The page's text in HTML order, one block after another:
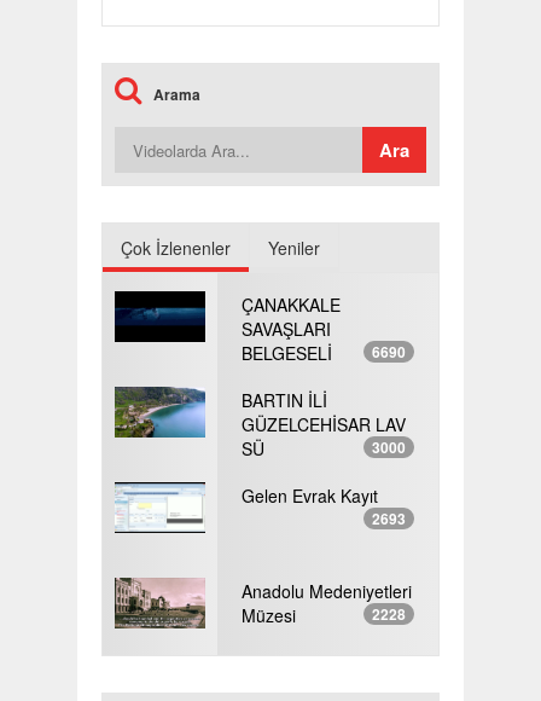
Arama
Çok İzlenenler Yeniler
ÇANAKKALE
SAVAŞLARI
BELGESELİ
6690
BARTIN İLİ
GÜZELCEHİSAR LAV
SÜ
3000
Gelen Evrak Kayıt
2693
Anadolu Medeniyetleri
Müzesi
2228